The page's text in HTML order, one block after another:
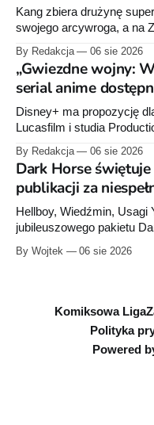
Kang zbiera drużynę
swojego arcywroga, a na
Przymierze z królem
serii Avengers autorstwa
sierpnia. Rzućcie okiem
By Redakcja 06 sie 2026
„Gwiezdne wojny:
serial anime
Disney+ ma propozycję
Lucasfilm i studia
zapoczątkowaną w
oraz „Dziewiąty Jedi:
wojny: Wizje”. Wszystkie
w Disney+.
By Redakcja 06 sie 2026
Dark Horse
publikacji za
Hellboy, Wiedźmin, Usagi
jubileuszowego pakietu
zestaw obejmuje 40
euro. Oferta kończy się 13
By Wojtek 06 sie 2026
Komiksowa Liga
Polityka
Powered